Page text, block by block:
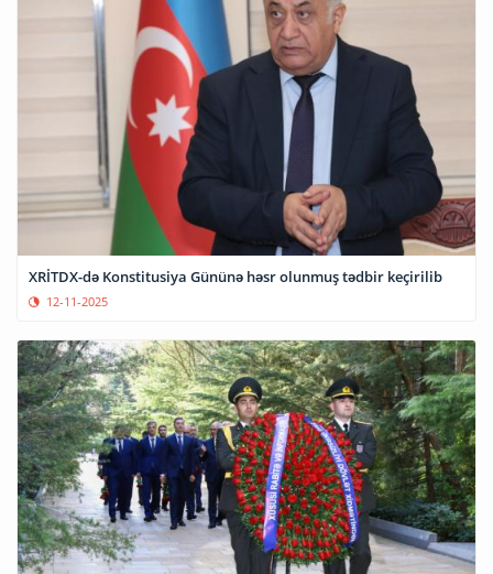
XRİTDX-də Konstitusiya Gününə həsr olunmuş tədbir keçirilib
12-11-2025